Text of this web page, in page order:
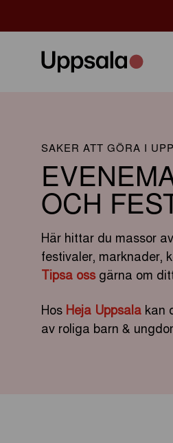
SAKER ATT GÖRA I
OCH
Här hittar du massor
festivaler, marknader,
Tipsa ossgärna om
Hos Heja Uppsala kan
av roliga barn &